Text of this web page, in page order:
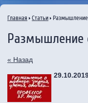
Главная Статьи Размышление
Размышление
« Назад